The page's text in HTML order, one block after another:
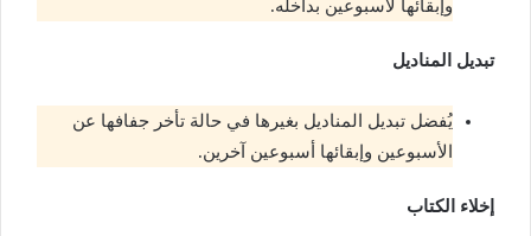
وإبقائها لأسبوعين بداخله.
تبديل المناديل
يُفضل تبديل المناديل بغيرها في حالة تأخر جفافها عن
الأسبوعين وإبقائها أسبوعين آخرين.
إخلاء الكتاب